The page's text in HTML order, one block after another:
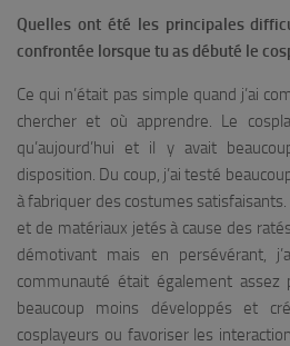
Quelles ont été les principales
confrontée lorsque tu as débuté le
Ce qui n’était pas simple quand j’ai
chercher et où apprendre. Le
qu’aujourd’hui et il y avait
disposition. Du coup, j’ai testé
à fabriquer des costumes
et de matériaux jetés à cause des
démotivant mais en persévérant,
communauté était également assez
beaucoup moins développés et
cosplayeurs ou favoriser les